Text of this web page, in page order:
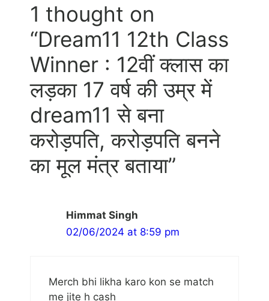
1 thought on
“Dream11 12th Class
Winner : 12वीं क्लास का
लड़का 17 वर्ष की उम्र में
dream11 से बना
करोड़पति, करोड़पति बनने
का मूल मंत्र बताया”
Himmat Singh
02/06/2024 at 8:59 pm
Merch bhi likha karo kon se match
me jite h cash